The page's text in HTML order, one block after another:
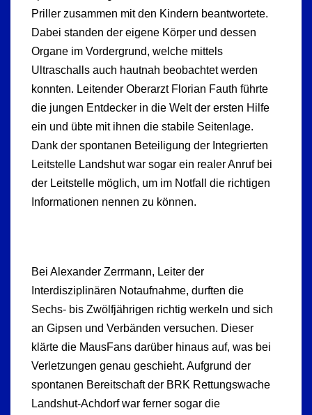
Priller zusammen mit den Kindern beantwortete.
Dabei standen der eigene Körper und dessen
Organe im Vordergrund, welche mittels
Ultraschalls auch hautnah beobachtet werden
konnten. Leitender Oberarzt Florian Fauth führte
die jungen Entdecker in die Welt der ersten Hilfe
ein und übte mit ihnen die stabile Seitenlage.
Dank der spontanen Beteiligung der Integrierten
Leitstelle Landshut war sogar ein realer Anruf bei
der Leitstelle möglich, um im Notfall die richtigen
Informationen nennen zu können.
Bei Alexander Zerrmann, Leiter der
Interdisziplinären Notaufnahme, durften die
Sechs- bis Zwölfjährigen richtig werkeln und sich
an Gipsen und Verbänden versuchen. Dieser
klärte die MausFans darüber hinaus auf, was bei
Verletzungen genau geschieht. Aufgrund der
spontanen Bereitschaft der BRK Rettungswache
Landshut-Achdorf war ferner sogar die